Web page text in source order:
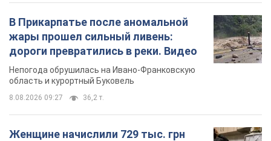
В Прикарпатье после аномальной
жары прошел сильный ливень:
дороги превратились в реки. Видео
Непогода обрушилась на Ивано-Франковскую
область и курортный Буковель
8.08.2026 09:27 36,2 т.
Женщине начислили 729 тыс. грн